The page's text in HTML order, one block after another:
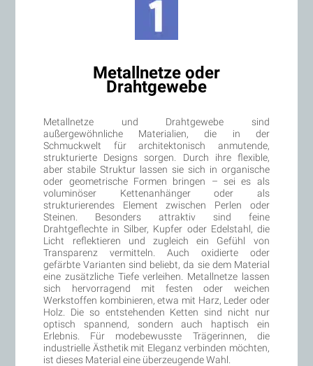
Metallnetze oder
Drahtgewebe
Metallnetze und Drahtgewebe sind
außergewöhnliche Materialien, die in der
Schmuckwelt für architektonisch anmutende,
strukturierte Designs sorgen. Durch ihre flexible,
aber stabile Struktur lassen sie sich in organische
oder geometrische Formen bringen – sei es als
voluminöser Kettenanhänger oder als
strukturierendes Element zwischen Perlen oder
Steinen. Besonders attraktiv sind feine
Drahtgeflechte in Silber, Kupfer oder Edelstahl, die
Licht reflektieren und zugleich ein Gefühl von
Transparenz vermitteln. Auch oxidierte oder
gefärbte Varianten sind beliebt, da sie dem Material
eine zusätzliche Tiefe verleihen. Metallnetze lassen
sich hervorragend mit festen oder weichen
Werkstoffen kombinieren, etwa mit Harz, Leder oder
Holz. Die so entstehenden Ketten sind nicht nur
optisch spannend, sondern auch haptisch ein
Erlebnis. Für modebewusste Trägerinnen, die
industrielle Ästhetik mit Eleganz verbinden möchten,
ist dieses Material eine überzeugende Wahl.